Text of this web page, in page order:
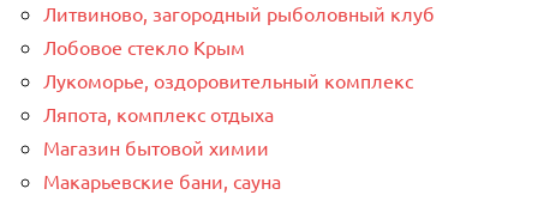
Литвиново, загородный рыболовный клуб
Лобовое стекло Крым
Лукоморье, оздоровительный комплекс
Ляпота, комплекс отдыха
Магазин бытовой химии
Макарьевские бани, сауна